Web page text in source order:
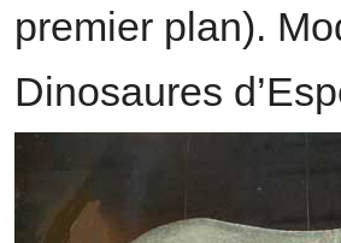
premier plan).
Dinosaures